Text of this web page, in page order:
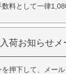
料として一律
入荷お知らせ
押下して、メー